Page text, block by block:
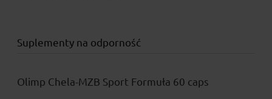
Suplementy na odporność
Olimp Chela-MZB Sport Formuła 60 caps